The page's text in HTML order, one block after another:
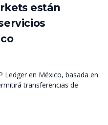
están
Ledger en México, basada en
transferencias de